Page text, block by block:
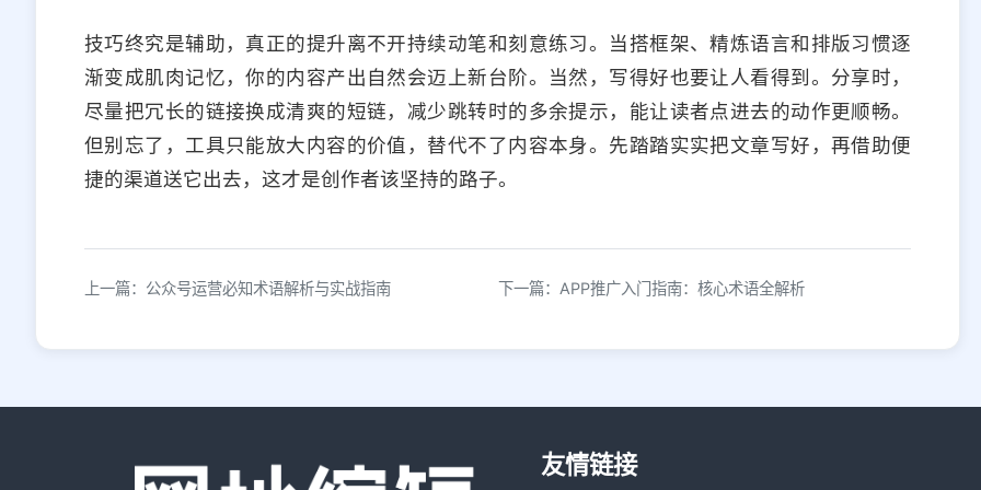
技巧终究是辅助，真正的提升离不开持续动笔和刻意练习。当搭框架、精炼语言和排版习惯逐
渐变成肌肉记忆，你的内容产出自然会迈上新台阶。当然，写得好也要让人看得到。分享时，
尽量把冗长的链接换成清爽的短链，减少跳转时的多余提示，能让读者点进去的动作更顺畅。
但别忘了，工具只能放大内容的价值，替代不了内容本身。先踏踏实实把文章写好，再借助便
捷的渠道送它出去，这才是创作者该坚持的路子。
上一篇：公众号运营必知术语解析与实战指南 下一篇：APP推广入门指南：核心术语全解析
友情链接